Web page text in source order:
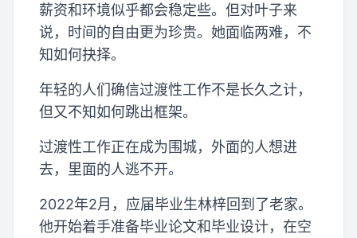
薪资和环境似乎都会稳定些。但对叶子来
说，时间的自由更为珍贵。她面临两难，不
知如何抉择。
年轻的人们确信过渡性工作不是长久之计，
但又不知如何跳出框架。
过渡性工作正在成为围城，外面的人想进
去，里面的人逃不开。
2022年2月，应届毕业生林梓回到了老家。
他开始着手准备毕业论文和毕业设计，在空